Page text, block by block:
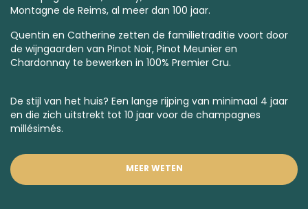
Montagne de Reims, al meer dan 100 jaar.
Quentin en Catherine zetten de familietraditie voort door
de wijngaarden van Pinot Noir, Pinot Meunier en
Chardonnay te bewerken in 100% Premier Cru.
De stijl van het huis? Een lange rijping van minimaal 4 jaar
en die zich uitstrekt tot 10 jaar voor de champagnes
millésimés.
MEER WETEN